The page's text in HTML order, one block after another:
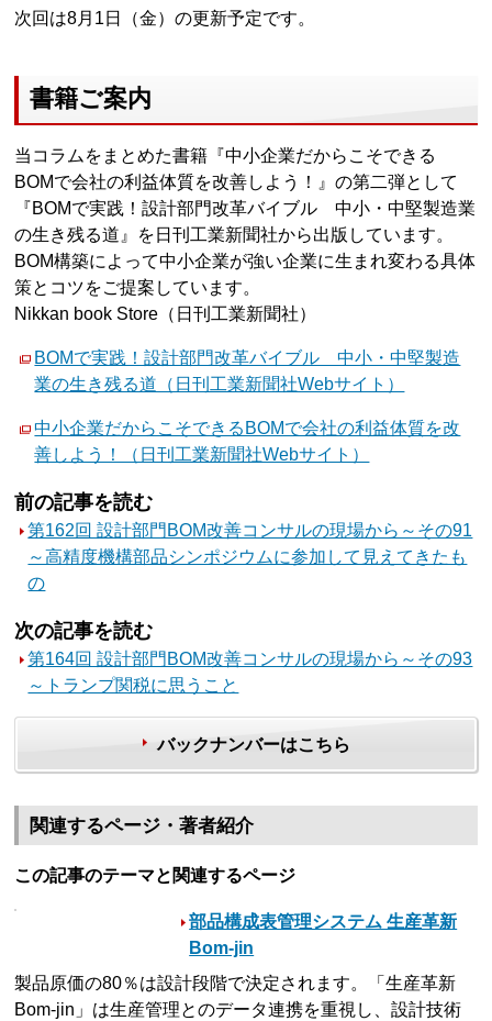
次回は8月1日（金）の更新予定です。
書籍ご案内
当コラムをまとめた書籍『中小企業だからこそできる
BOMで会社の利益体質を改善しよう！』の第二弾として
『BOMで実践！設計部門改革バイブル 中小・中堅製造業
の生き残る道』を日刊工業新聞社から出版しています。
BOM構築によって中小企業が強い企業に生まれ変わる具体
策とコツをご提案しています。
Nikkan book Store（日刊工業新聞社）
BOMで実践！設計部門改革バイブル 中小・中堅製造
業の生き残る道（日刊工業新聞社Webサイト）
中小企業だからこそできるBOMで会社の利益体質を改
善しよう！（日刊工業新聞社Webサイト）
前の記事を読む
第162回 設計部門BOM改善コンサルの現場から～その91
～高精度機構部品シンポジウムに参加して見えてきたも
の
次の記事を読む
第164回 設計部門BOM改善コンサルの現場から～その93
～トランプ関税に思うこと
バックナンバーはこちら
関連するページ・著者紹介
この記事のテーマと関連するページ
部品構成表管理システム 生産革新
Bom-jin
製品原価の80％は設計段階で決定されます。「生産革新
Bom-jin」は生産管理とのデータ連携を重視し、設計技術